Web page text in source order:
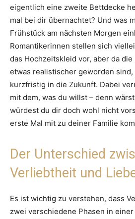
eigentlich eine zweite Bettdecke
mal bei dir übernachtet? Und was
Frühstück am nächsten Morgen
Romantikerinnen stellen sich
das Hochzeitskleid vor, aber da
etwas realistischer geworden
kurzfristig in die Zukunft. Dabei
mit dem, was du willst – denn
würdest du dir doch wohl nicht
erste Mal mit zu deiner Familie
Der Unterschied
Verliebtheit und
Es ist wichtig zu verstehen, dass
zwei verschiedene Phasen in